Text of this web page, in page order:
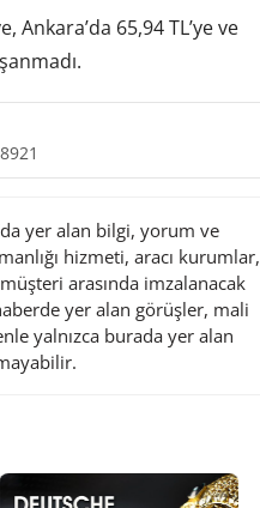
65,94 TL’ye ve
yer alan bilgi, yorum ve
hizmeti, aracı kurumlar,
arasında imzalanacak
yer alan görüşler, mali
yalnızca burada yer alan